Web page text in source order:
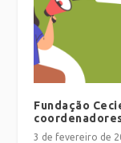
Fundação
3 de fevereiro de